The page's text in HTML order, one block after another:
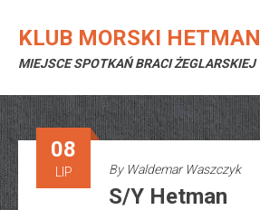
KLUB MORSKI HETMAN
MIEJSCE SPOTKAŃ BRACI ŻEGLARSKIEJ
08
LIP By Waldemar Waszczyk
S/Y Hetman